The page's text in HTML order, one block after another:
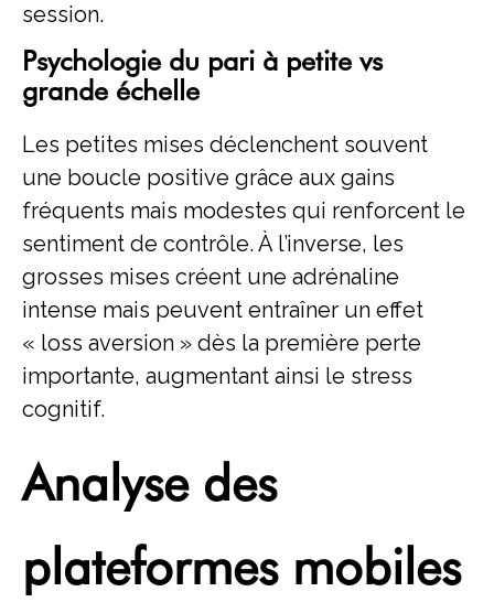
session.
Psychologie du pari à petite vs
grande échelle
Les petites mises déclenchent souvent
une boucle positive grâce aux gains
fréquents mais modestes qui renforcent le
sentiment de contrôle. À l’inverse, les
grosses mises créent une adrénaline
intense mais peuvent entraîner un effet
« loss aversion » dès la première perte
importante, augmentant ainsi le stress
cognitif.
Analyse des
plateformes mobiles